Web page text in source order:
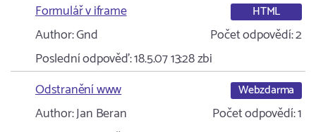
Formulář v iframe
HTML
Author:Gnd Počet odpovědí:2
Poslední odpověď:18.5.07 13:28zbi
Odstranění www
Webzdarma
Author:Jan Beran Počet odpovědí:1